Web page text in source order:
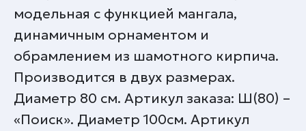
модельная с функцией мангала,
динамичным орнаментом и
обрамлением из шамотного кирпича.
Производится в двух размерах.
Диаметр 80 см. Артикул заказа: Ш(80) –
«Поиск». Диаметр 100см. Артикул